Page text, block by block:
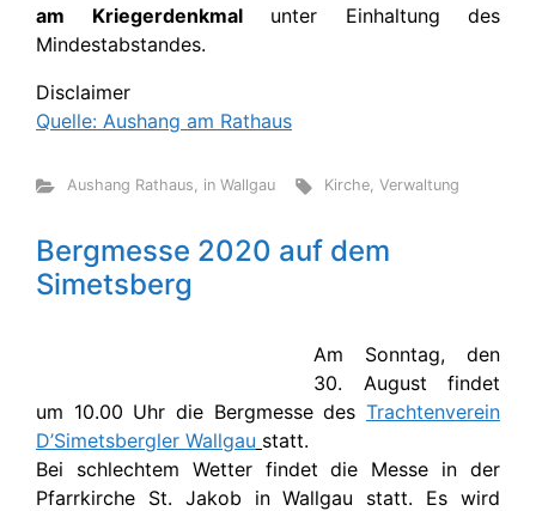
am Kriegerdenkmalunter Einhaltung des
Mindestabstandes.
Disclaimer
Quelle: Aushang am Rathaus
Aushang Rathaus, in Wallgau Kirche,Verwaltung
Bergmesse 2020 auf dem
Simetsberg
Am Sonntag, den
30. August findet
um 10.00 Uhr die Bergmesse des Trachtenverein
D’Simetsbergler Wallgau statt.
Bei schlechtem Wetter findet die Messe in der
Pfarrkirche St. Jakob in Wallgau statt. Es wird